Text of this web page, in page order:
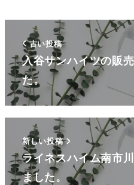
古い投稿
入谷サンハイツの販
た。
新しい投稿
ライネスハイム南市
ました。